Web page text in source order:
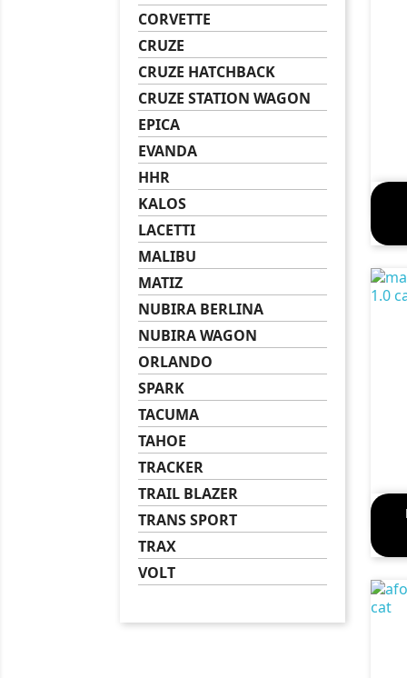
CORVETTE
CRUZE
CRUZE HATCHBACK
CRUZE STATION WAGON
EPICA
EVANDA
HHR
KALOS
LACETTI
MALIBU
MATIZ
NUBIRA BERLINA
NUBIRA WAGON
ORLANDO
SPARK
TACUMA
TAHOE
TRACKER
TRAIL BLAZER
TRANS SPORT
TRAX
VOLT